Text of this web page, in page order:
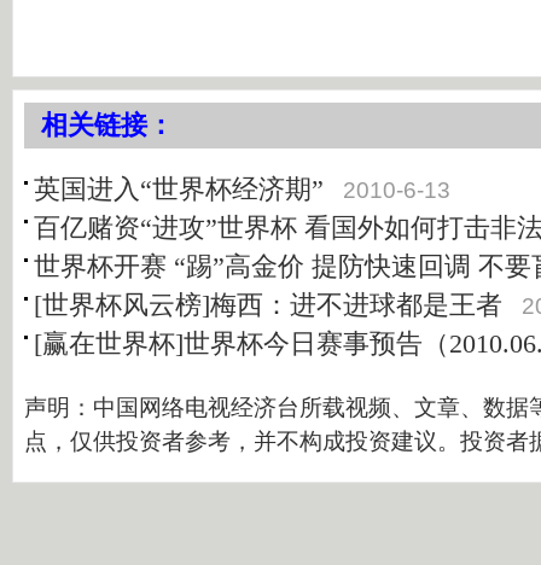
相关链接：
英国进入“世界杯经济期” 2010-6-13
百亿赌资“进攻”世界杯 看国外如何打击非
世界杯开赛 “踢”高金价 提防快速回调 不要
[世界杯风云榜]梅西：进不进球都是王者
[赢在世界杯]世界杯今日赛事预告（
声明：中国网络电视经济台所载视频、文章、数据
点，仅供投资者参考，并不构成投资建议。投资者